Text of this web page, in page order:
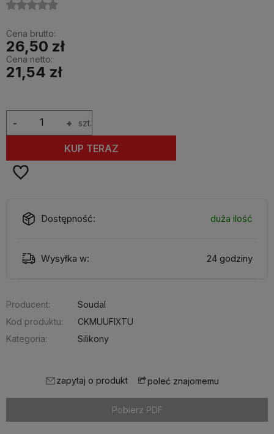
Cena brutto:
26,50 zł
Cena netto:
21,54 zł
+
- szt.
KUP TERAZ
Dostępność: duża ilość
Wysyłka w: 24 godziny
Producent:
Soudal
Kod produktu:
CKMUUFIXTU
Kategoria:
Silikony
zapytaj o produkt poleć znajomemu
Pobierz PDF